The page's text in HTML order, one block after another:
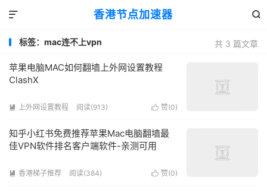
香港节点加速器 

共 3 篇文章
标签：mac连不上vpn
苹果电脑MAC如何翻墙上外网设置教程
ClashX
 赞(0)
 上外网设置教程 阅读(913)
知乎小红书免费推荐苹果Mac电脑翻墙最
佳VPN软件排名客户端软件-亲测可用
 赞(0)
 香港梯子推荐 阅读(384)